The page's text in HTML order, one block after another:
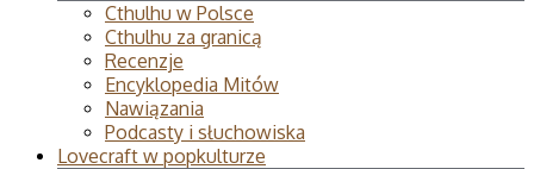
Cthulhu w Polsce
Cthulhu za granicą
Recenzje
Encyklopedia Mitów
Nawiązania
Podcasty i słuchowiska
Lovecraft w popkulturze